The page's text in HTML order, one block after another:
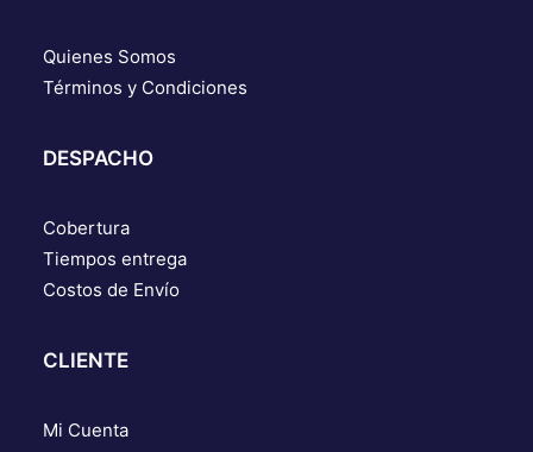
Quienes Somos
Términos y Condiciones
DESPACHO
Cobertura
Tiempos entrega
Costos de Envío
CLIENTE
Mi Cuenta